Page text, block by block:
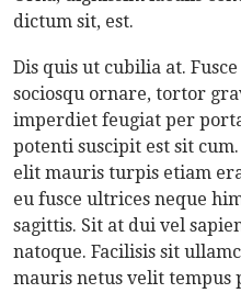
dictum sit, est.
Dis quis ut cubilia at.
sociosqu ornare, tortor
imperdiet feugiat per
potenti suscipit est sit
elit mauris turpis etiam
eu fusce ultrices neque
sagittis. Sit at dui vel
natoque. Facilisis sit
mauris netus velit tempus